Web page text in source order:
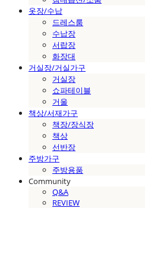
옷장/수납
드레스룸
수납장
서랍장
화장대
거실장/거실가구
거실장
쇼파테이블
거울
책상/서재가구
책장/장식장
책상
선반장
주방가구
주방용품
Community
Q&A
REVIEW